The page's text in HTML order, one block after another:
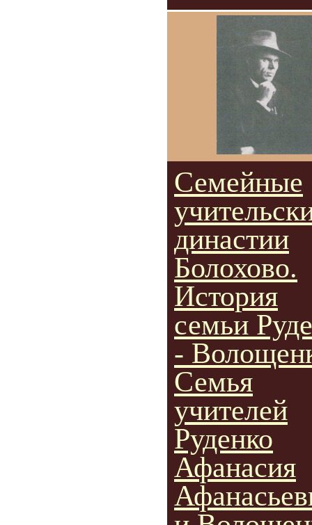
Семейные
династии
Болохово.
История
семьи
-
Семья
учителей
Руденко
Афанасия